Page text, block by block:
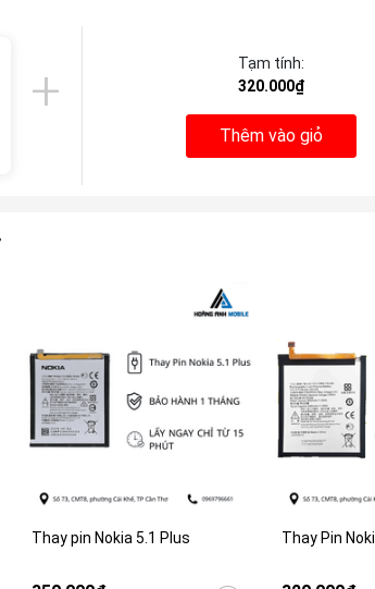
Tạm tính:
320.000₫
Thêm vào giỏ
Thay pin Nokia 5.1 Plus Thay Pin